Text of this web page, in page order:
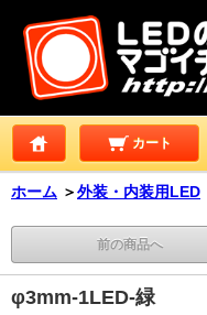
カート
ホーム ＞外装・内装用LED
前の商品へ
φ3mm-1LED-緑